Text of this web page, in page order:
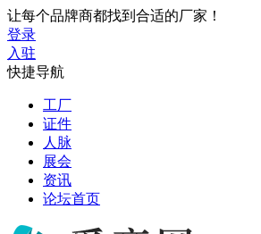
让每个品牌商都找到合适的厂家！
登录
入驻
快捷导航
工厂
证件
人脉
展会
资讯
论坛首页